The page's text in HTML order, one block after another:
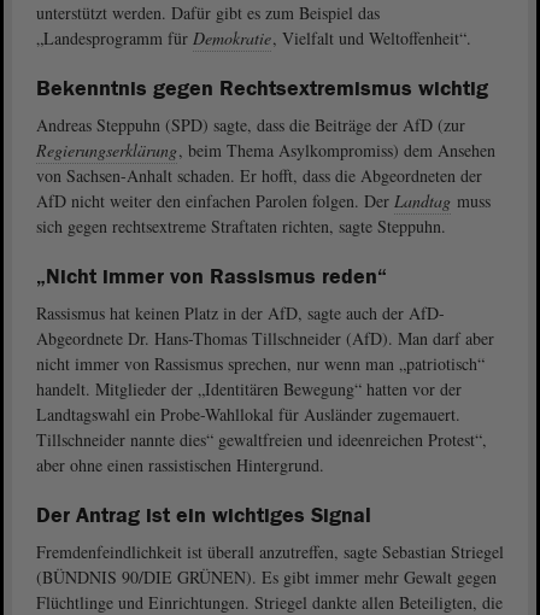
unterstützt werden. Dafür gibt es zum Beispiel das
„Landesprogramm für Demokratie, Vielfalt und Weltoffenheit“.
Bekenntnis gegen Rechtsextremismus wichtig
Andreas Steppuhn (SPD) sagte, dass die Beiträge der AfD (zur
Regierungserklärung, beim Thema Asylkompromiss) dem Ansehen
von Sachsen-Anhalt schaden. Er hofft, dass die Abgeordneten der
AfD nicht weiter den einfachen Parolen folgen. Der Landtag muss
sich gegen rechtsextreme Straftaten richten, sagte Steppuhn.
„Nicht immer von Rassismus reden“
Rassismus hat keinen Platz in der AfD, sagte auch der AfD-
Abgeordnete Dr. Hans-Thomas Tillschneider (AfD). Man darf aber
nicht immer von Rassismus sprechen, nur wenn man „patriotisch“
handelt. Mitglieder der „Identitären Bewegung“ hatten vor der
Landtagswahl ein Probe-Wahllokal für Ausländer zugemauert.
Tillschneider nannte dies“ gewaltfreien und ideenreichen Protest“,
aber ohne einen rassistischen Hintergrund.
Der Antrag ist ein wichtiges Signal
Fremdenfeindlichkeit ist überall anzutreffen, sagte Sebastian Striegel
(BÜNDNIS 90/DIE GRÜNEN). Es gibt immer mehr Gewalt gegen
Flüchtlinge und Einrichtungen. Striegel dankte allen Beteiligten, die